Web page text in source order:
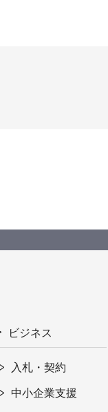
ビジネス
入札・契約
中小企業支援